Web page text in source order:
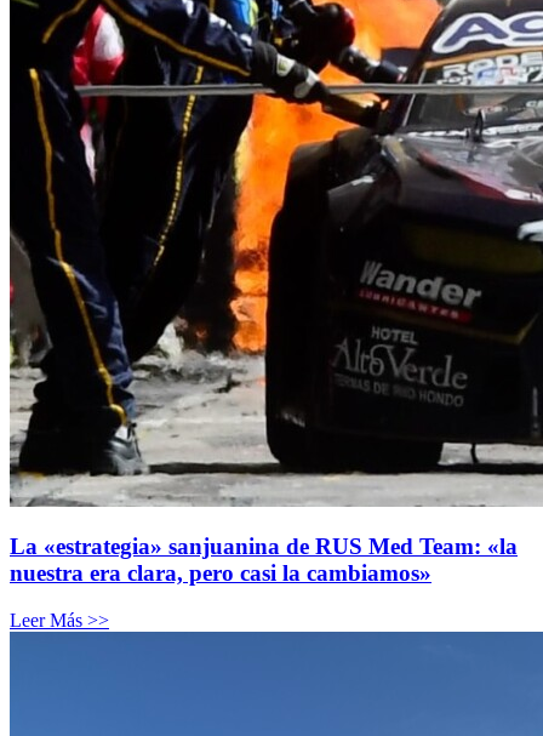
La «estrategia» sanjuanina de RUS Med Team: «la
nuestra era clara, pero casi la cambiamos»
Leer Más >>